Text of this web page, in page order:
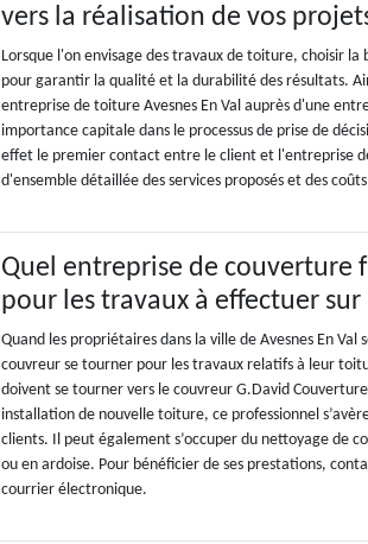
vers la réalisation de vos
Lorsque l'on envisage des travaux de toiture, choisir la
pour garantir la qualité et la durabilité des résultats.
entreprise de toiture Avesnes En Val auprès d'une
importance capitale dans le processus de prise de
effet le premier contact entre le client et l'entreprise
d'ensemble détaillée des services proposés et des coûts
Quel entreprise de couverture
pour les travaux à effectuer
Quand les propriétaires dans la ville de Avesnes En Val
couvreur se tourner pour les travaux relatifs à leur
doivent se tourner vers le couvreur G.David
installation de nouvelle toiture, ce professionnel
clients. Il peut également s’occuper du nettoyage de
ou en ardoise. Pour bénéficier de ses prestations,
courrier électronique.